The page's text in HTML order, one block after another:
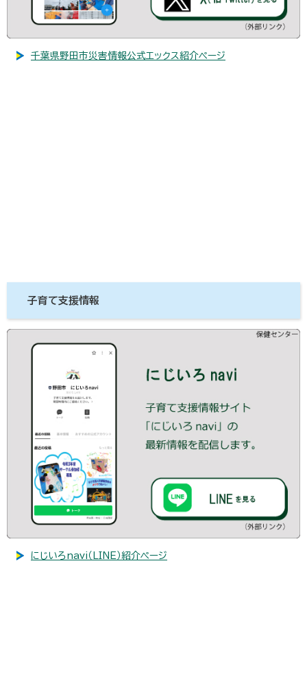
千葉県野田市災害情報公式エックス紹介ページ
子育て支援情報
にじいろnavi（LINE）紹介ページ